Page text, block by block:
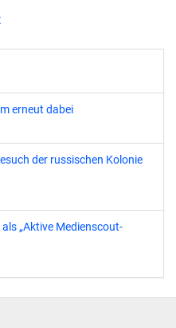
erneut dabei
der russischen Kolonie
„Aktive Medienscout-